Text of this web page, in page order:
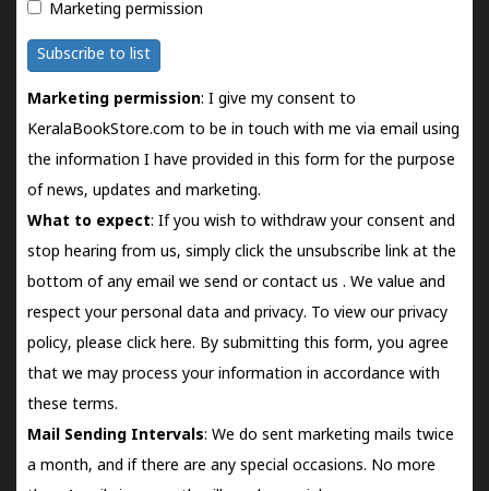
Marketing permission
Subscribe to list
Marketing permission: I give my consent to
KeralaBookStore.com to be in touch with me via email using
the information I have provided in this form for the purpose
of news, updates and marketing.
What to expect: If you wish to withdraw your consent and
stop hearing from us, simply click the unsubscribe link at the
bottom of any email we send orcontact us . We value and
respect your personal data and privacy. To view our privacy
policy, please click here. By submitting this form, you agree
that we may process your information in accordance with
these terms.
Mail Sending Intervals: We do sent marketing mails twice
a month, and if there are any special occasions. No more